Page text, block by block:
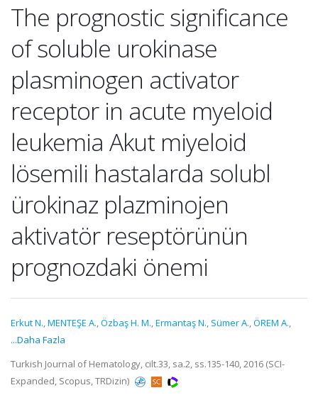
The prognostic significance
of soluble urokinase
plasminogen activator
receptor in acute myeloid
leukemia Akut miyeloid
lösemili hastalarda solubl
ürokinaz plazminojen
aktivatör reseptörünün
prognozdaki önemi
Erkut N.,MENTEŞE A.,Özbaş H. M.,Ermantaş N., Sümer A.,ÖREM A.,
...Daha Fazla
Turkish Journal of Hematology, cilt.33, sa.2, ss.135-140, 2016 (SCI-
Expanded, Scopus, TRDizin)